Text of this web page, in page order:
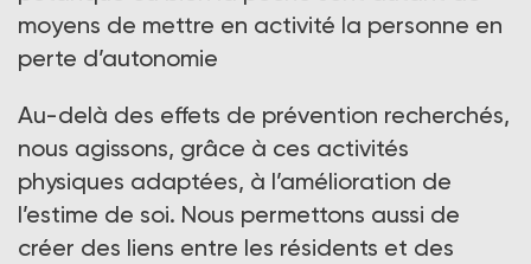
moyens de mettre en activité la personne en
perte d’autonomie
Au-delà des effets de prévention recherchés,
nous agissons, grâce à ces activités
physiques adaptées, à l’amélioration de
l’estime de soi. Nous permettons aussi de
créer des liens entre les résidents et des